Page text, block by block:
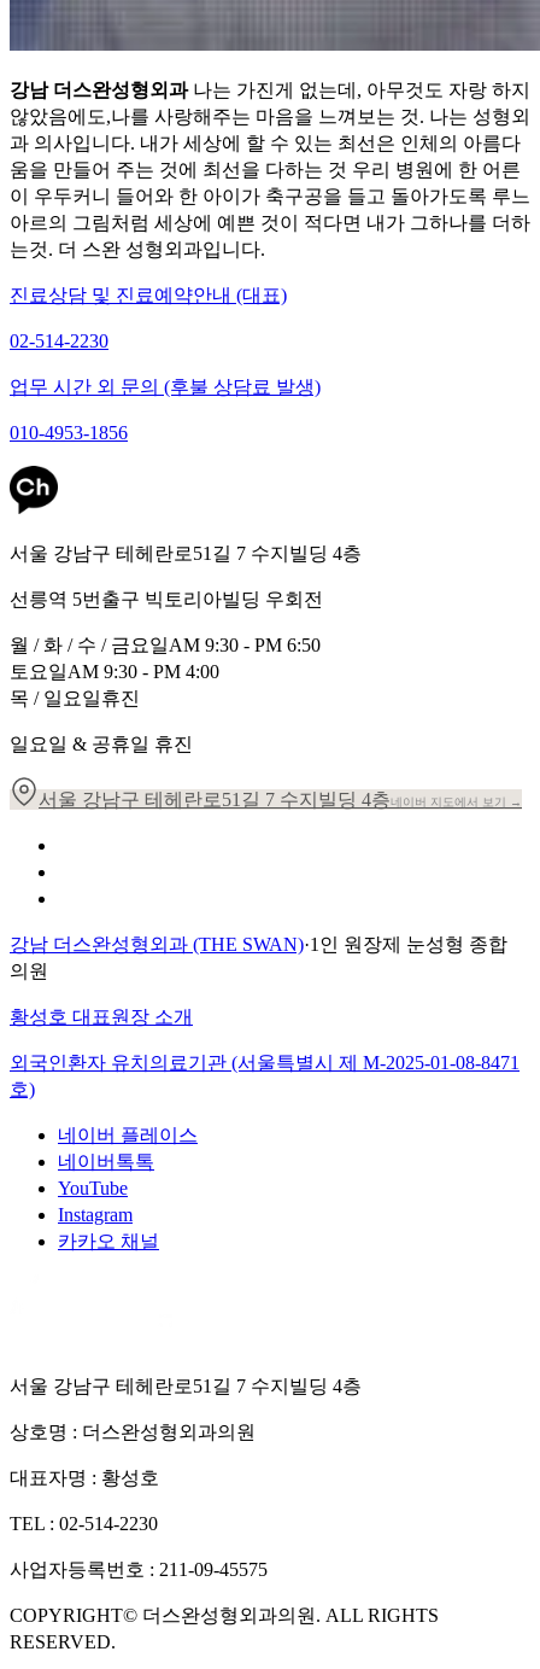
강남 더스완성형외과 나는 가진게 없는데, 아무것도 자랑 하지
않았음에도,나를 사랑해주는 마음을 느껴보는 것. 나는 성형외
과 의사입니다. 내가 세상에 할 수 있는 최선은 인체의 아름다
움을 만들어 주는 것에 최선을 다하는 것 우리 병원에 한 어른
이 우두커니 들어와 한 아이가 축구공을 들고 돌아가도록 루느
아르의 그림처럼 세상에 예쁜 것이 적다면 내가 그하나를 더하
는것. 더 스완 성형외과입니다.
진료상담 및 진료예약안내 (대표)
02-514-2230
업무 시간 외 문의 (후불 상담료 발생)
010-4953-1856
서울 강남구 테헤란로51길 7 수지빌딩 4층
선릉역 5번출구 빅토리아빌딩 우회전
월 / 화 / 수 / 금요일AM 9:30 - PM 6:50
토요일AM 9:30 - PM 4:00
목 / 일요일휴진
일요일 & 공휴일 휴진
서울 강남구 테헤란로51길 7 수지빌딩 4층네이버 지도에서 보기 →
강남 더스완성형외과 (THE SWAN)·1인 원장제 눈성형 종합
의원
황성호 대표원장 소개
외국인환자 유치의료기관 (서울특별시 제 M-2025-01-08-8471
호)
네이버 플레이스
네이버톡톡
YouTube
Instagram
카카오 채널
서울 강남구 테헤란로51길 7 수지빌딩 4층
상호명 : 더스완성형외과의원
대표자명 : 황성호
TEL : 02-514-2230
사업자등록번호 : 211-09-45575
COPYRIGHT© 더스완성형외과의원 . ALL RIGHTS
RESERVED.